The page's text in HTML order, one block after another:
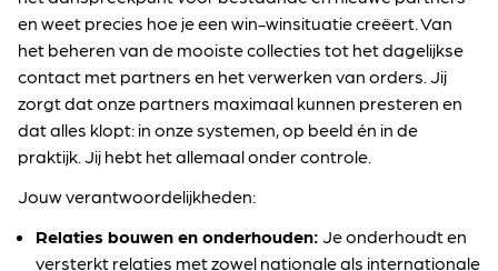
en weet precies hoe je een win-winsituatie creëert. Van
het beheren van de mooiste collecties tot het dagelijkse
contact met partners en het verwerken van orders. Jij
zorgt dat onze partners maximaal kunnen presteren en
dat alles klopt: in onze systemen, op beeld én in de
praktijk. Jij hebt het allemaal onder controle.
Jouw verantwoordelijkheden:
Relaties bouwen en onderhouden: Je onderhoudt en
versterkt relaties met zowel nationale als internationale